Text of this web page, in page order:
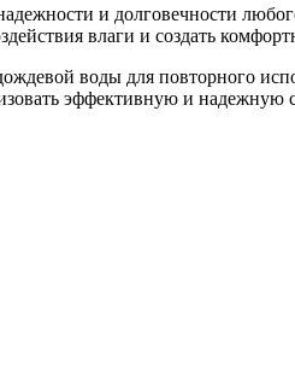
и долговечности
влаги и создать
воды для повторного
эффективную и надежную